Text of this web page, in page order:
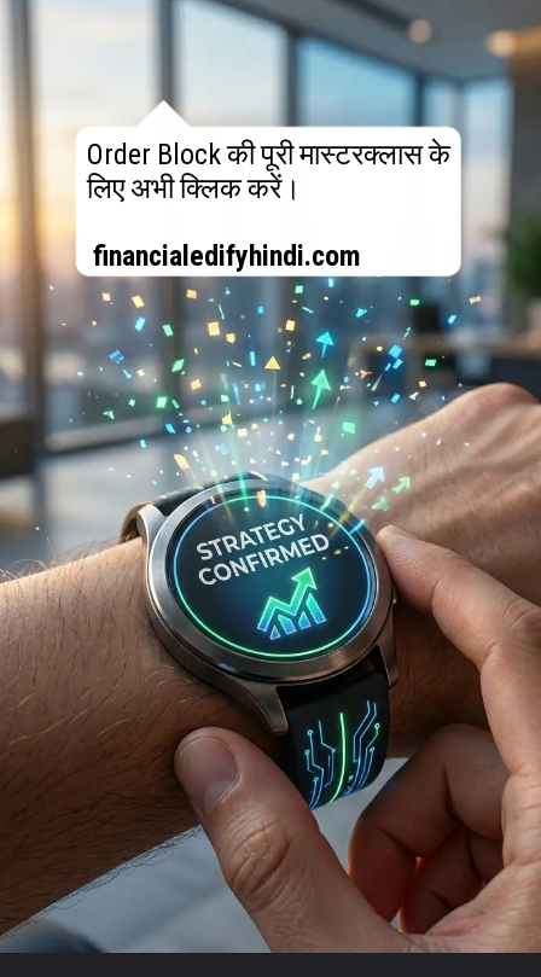
Order Block की पूरी मास्टरक्लास के
लिए अभी क्लिक करें।
financialedifyhindi.com